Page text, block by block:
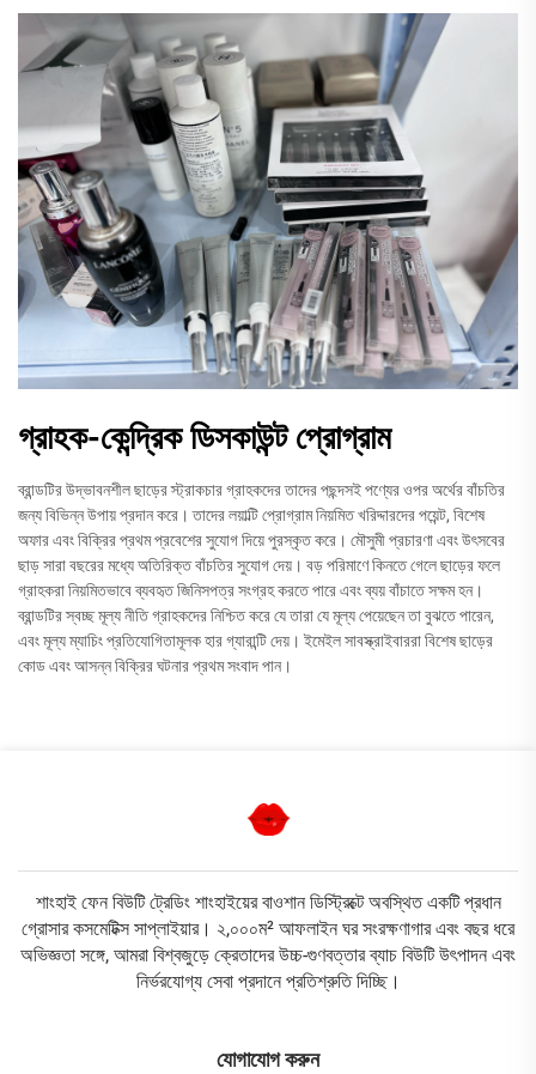
গ্রাহক-কেন্দ্রিক ডিসকাউন্ট প্রোগ্রাম
ব্রান্ডটির উদ্ভাবনশীল ছাড়ের স্ট্রাকচার গ্রাহকদের তাদের পছন্দসই পণ্যের ওপর অর্থের বাঁচতির
জন্য বিভিন্ন উপায় প্রদান করে। তাদের লয়াল্টি প্রোগ্রাম নিয়মিত খরিদ্দারদের পয়েন্ট, বিশেষ
অফার এবং বিক্রির প্রথম প্রবেশের সুযোগ দিয়ে পুরস্কৃত করে। মৌসুমী প্রচারণা এবং উৎসবের
ছাড় সারা বছরের মধ্যে অতিরিক্ত বাঁচতির সুযোগ দেয়। বড় পরিমাণে কিনতে গেলে ছাড়ের ফলে
গ্রাহকরা নিয়মিতভাবে ব্যবহৃত জিনিসপত্র সংগ্রহ করতে পারে এবং ব্যয় বাঁচাতে সক্ষম হন।
ব্রান্ডটির স্বচ্ছ মূল্য নীতি গ্রাহকদের নিশ্চিত করে যে তারা যে মূল্য পেয়েছেন তা বুঝতে পারেন,
এবং মূল্য ম্যাচিং প্রতিযোগিতামূলক হার গ্যারান্টি দেয়। ইমেইল সাবস্ক্রাইবাররা বিশেষ ছাড়ের
কোড এবং আসন্ন বিক্রির ঘটনার প্রথম সংবাদ পান।
শাংহাই ফেন বিউটি ট্রেডিং শাংহাইয়ের বাওশান ডিস্ট্রিক্টে অবস্থিত একটি প্রধান
গ্রোসার কসমেটিক্স সাপ্লাইয়ার। ২,০০০ম² আফলাইন ঘর সংরক্ষণাগার এবং বছর ধরে
অভিজ্ঞতা সঙ্গে, আমরা বিশ্বজুড়ে ক্রেতাদের উচ্চ-গুণবত্তার ব্যাচ বিউটি উৎপাদন এবং
নির্ভরযোগ্য সেবা প্রদানে প্রতিশ্রুতি দিচ্ছি।
যোগাযোগ করুন